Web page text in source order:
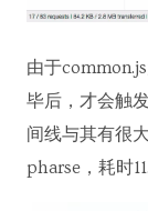
由于
毕后，才会触
间线与其有很
pharse，耗时